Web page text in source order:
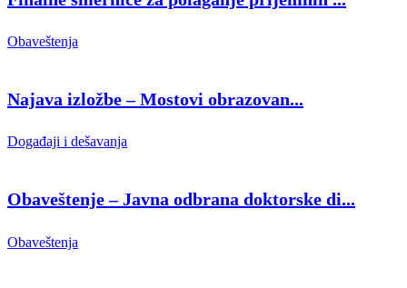
Obaveštenja
Najava izložbe – Mostovi obrazovan...
Događaji i dešavanja
Obaveštenje – Javna odbrana doktorske di...
Obaveštenja